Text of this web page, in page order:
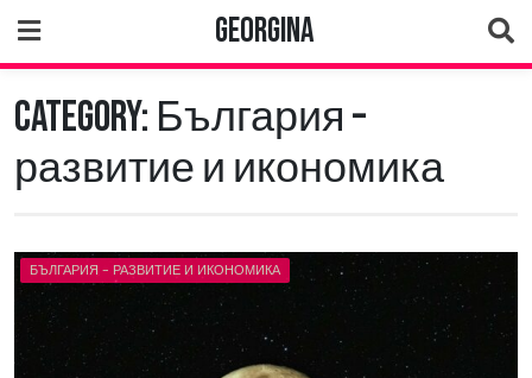
to
content
Georgina
Category: България –
развитие и икономика
БЪЛГАРИЯ - РАЗВИТИЕ И ИКОНОМИКА